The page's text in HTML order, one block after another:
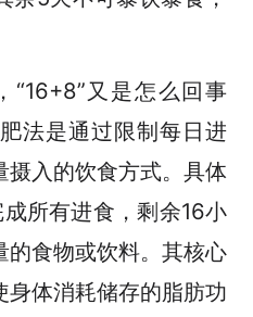
“16+8”又是怎么回事
法是通过限制每日进
入的饮食方式。具体
所有进食，剩余16小
的食物或饮料。其核心
身体消耗储存的脂肪功